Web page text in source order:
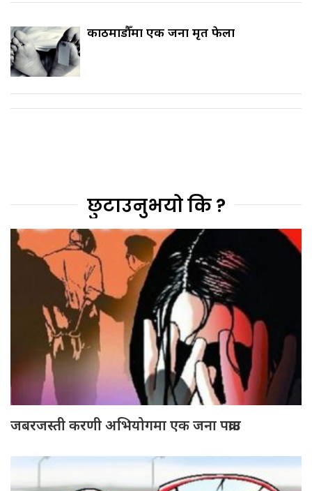
काठमाडौँमा एक जना मृत फेला
छुटाउनुभयो कि ?
जबरजस्ती करणी अभियोगमा एक जना पक्राउ